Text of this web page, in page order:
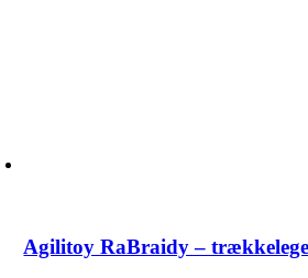
Agilitoy RaBraidy –